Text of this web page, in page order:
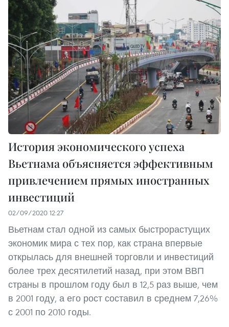
История экономического успеха
Вьетнама объясняется эффективным
привлечением прямых иностранных
инвестиций
02/09/2020 12:27
Вьетнам стал одной из самых быстрорастущих
экономик мира с тех пор, как страна впервые
открылась для внешней торговли и инвестиций
более трех десятилетий назад, при этом ВВП
страны в прошлом году был в 12,5 раз выше, чем
в 2001 году, а его рост составил в среднем 7,26%
с 2001 по 2010 годы.